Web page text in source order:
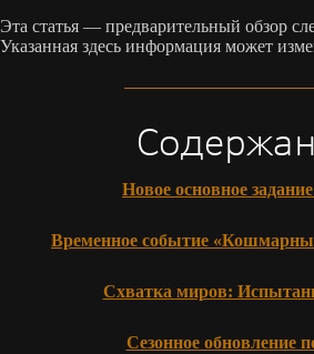
Эта статья — предварительный обзор
Указанная здесь информация может
Новое основное
Временное событие
Схватка миров:
Сезонное обновление